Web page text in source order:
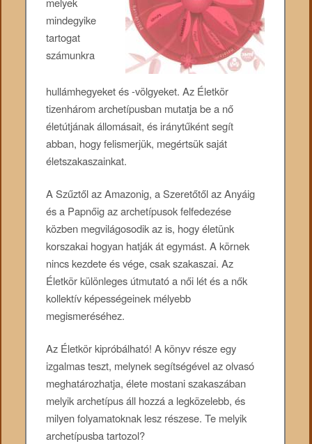
mindegyike
tartogat
számunkra
hullámhegyeket és -völgyeket. Az Életkör
tizenhárom archetípusban mutatja be a nő
életútjának állomásait, és iránytűként segít
abban, hogy felismerjük, megértsük saját
életszakaszainkat.
A Szűztől az Amazonig, a Szeretőtől az Anyáig
és a Papnőig az archetípusok felfedezése
közben megvilágosodik az is, hogy életünk
korszakai hogyan hatják át egymást. A körnek
nincs kezdete és vége, csak szakaszai. Az
Életkör különleges útmutató a női lét és a nők
kollektív képességeinek mélyebb
megismeréséhez.
Az Életkör kipróbálható! A könyv része egy
izgalmas teszt, melynek segítségével az olvasó
meghatározhatja, élete mostani szakaszában
melyik archetípus áll hozzá a legközelebb, és
milyen folyamatoknak lesz részese. Te melyik
archetípusba tartozol?